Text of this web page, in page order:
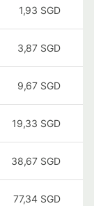
1,93 SGD
3,87 SGD
9,67 SGD
19,33 SGD
38,67 SGD
77,34 SGD